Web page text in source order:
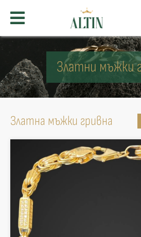
Златни мъжки
Златна мъжки гривна